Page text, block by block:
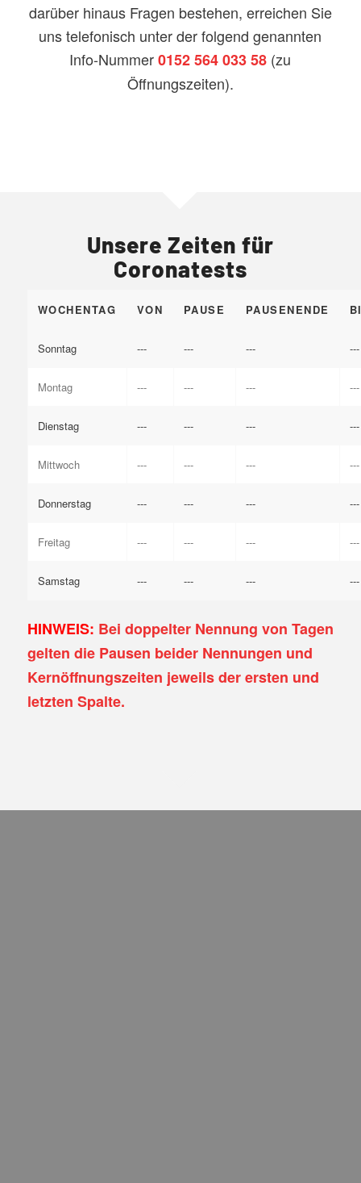
darüber hinaus Fragen bestehen, erreichen Sie
uns telefonisch unter der folgend genannten
Info-Nummer0152 564 033 58 (zu
Öffnungszeiten).
Unsere Zeiten für
Coronatests
WOCHENTAG VON PAUSE PAUSENENDE
Sonntag --- --- --- ---
Montag --- --- --- ---
Dienstag --- --- --- ---
Mittwoch --- --- --- ---
Donnerstag --- --- --- ---
Freitag --- --- --- ---
Samstag --- --- --- ---
HINWEIS: Bei doppelter Nennung von Tagen
gelten die Pausen beider Nennungen und
Kernöffnungszeiten jeweils der ersten und
letzten Spalte.